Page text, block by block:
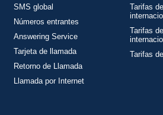
SMS global
Números entrantes
Answering Service
Tarjeta de llamada
Retorno de Llamada
Llamada por Internet
Tarifas
Tarifas
Tarifas